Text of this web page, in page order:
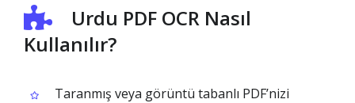
Urdu PDF OCR Nasıl
Kullanılır?
Taranmış veya görüntü tabanlı PDF’nizi